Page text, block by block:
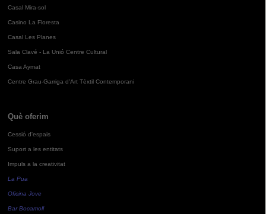
Casal Mira-sol
Casino La Floresta
Casal Les Planes
Sala Clavé - La Unió Centre Cultural
Casa Aymat
Centre Grau-Garriga d'Art Tèxtil Contemporani
Què oferim
Cessió d'espais
Suport a les entitats
Impuls a la creativitat
La Pua
Oficina Jove
Bar Bocamoll